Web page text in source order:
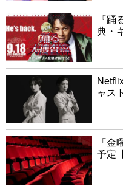
『
典・
ャス
「
予定